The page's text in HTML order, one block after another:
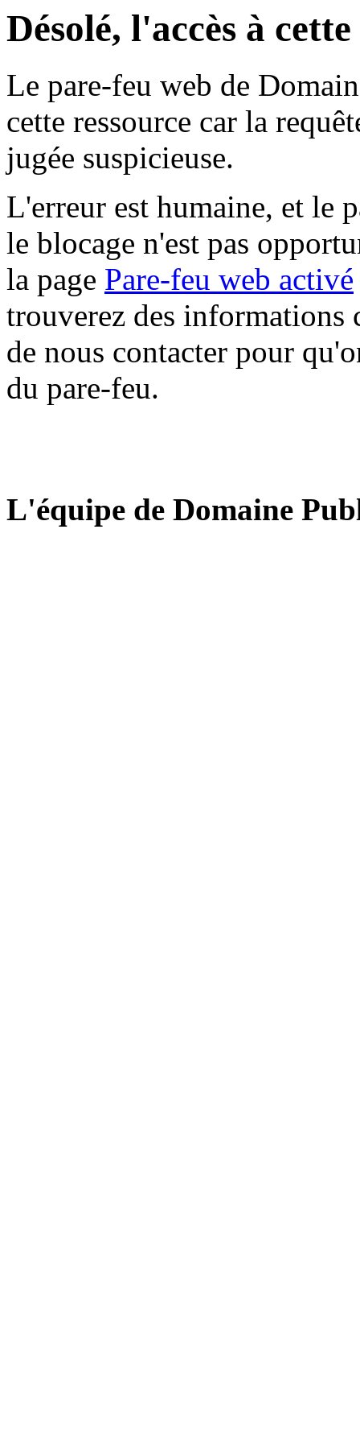
Désolé, l'accès à
Le pare-feu web de
cette ressource car la
jugée suspicieuse.
L'erreur est humaine, et le
le blocage n'est pas
la page Pare-feu web activé
trouverez des informations
de nous contacter pour
du pare-feu.
L'équipe de Domaine